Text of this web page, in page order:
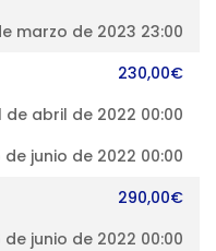
marzo de 2023 23:00
230,00€
de abril de 2022 00:00
de junio de 2022 00:00
290,00€
de junio de 2022 00:00